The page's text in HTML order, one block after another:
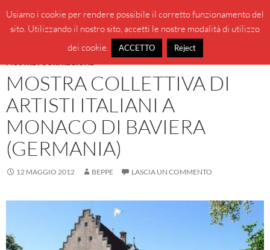
contenuto
BeppeBlog
MENU
MOSTRE FUORI REGIONE
MOSTRA COLLETTIVA DI
ARTISTI ITALIANI A
MONACO DI BAVIERA
(GERMANIA)
12 MAGGIO 2012 BEPPE LASCIA UN COMMENTO
Usiamo i cookie per rendere possibile il corretto funzionamento del
sito. Utilizzando il nostro sito, accetti le nostre modalità di utilizzo
dei cookie.
ACCETTO Reject